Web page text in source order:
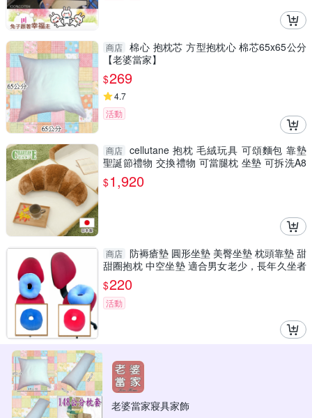
商店 棉心 抱枕芯 方型抱枕心 棉芯65x65公分
【老婆當家】
$269
4.7
活動
商店 cellutane 抱枕 毛絨玩具 可頌麵包 靠墊
聖誕節禮物 交換禮物 可當腿枕 坐墊 可拆洗A8
99
$1,920
商店 防褥瘡墊 圓形坐墊 美臀坐墊 枕頭靠墊 甜
甜圈抱枕 中空坐墊 適合男女老少，長年久坐者
使用
$220
活動
老婆當家寢具家飾